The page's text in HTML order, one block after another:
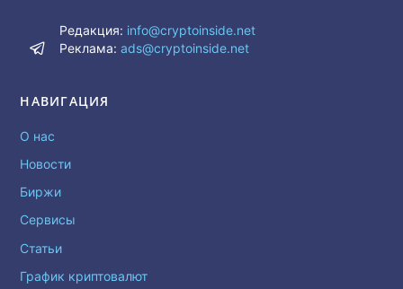
Редакция: info@cryptoinside.net
Реклама:ads@cryptoinside.net
НАВИГАЦИЯ
О нас
Новости
Биржи
Сервисы
Статьи
График криптовалют